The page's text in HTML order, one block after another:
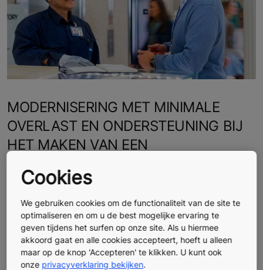
MODERNISERING MET MINIMALE
OVERLAST EN ONDERSTEUNING BIJ
HET MAKEN VAN EEN
Modernisering zorgt er voor dat uw installatie
betrouwbaar blijft functioneren, en dat deze voldoet
aan de huidige veiligheidseisen.
Cookies
We gebruiken cookies om de functionaliteit van de site te
optimaliseren en om u de best mogelijke ervaring te
geven tijdens het surfen op onze site. Als u hiermee
akkoord gaat en alle cookies accepteert, hoeft u alleen
maar op de knop 'Accepteren' te klikken. U kunt ook
onze privacyverklaring bekijken.